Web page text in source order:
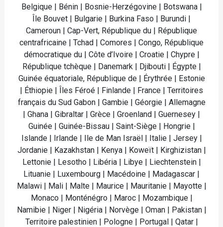
Belgique | Bénin | Bosnie-Herzégovine | Botswana |
Île Bouvet | Bulgarie | Burkina Faso | Burundi |
Cameroun | Cap-Vert, République du | République
centrafricaine | Tchad | Comores | Congo, République
démocratique du | Côte d’Ivoire | Croatie | Chypre |
République tchèque | Danemark | Djibouti | Égypte |
Guinée équatoriale, République de | Érythrée | Estonie
| Éthiopie | Îles Féroé | Finlande | France | Territoires
français du Sud Gabon | Gambie | Géorgie | Allemagne
| Ghana | Gibraltar | Grèce | Groenland | Guernesey |
Guinée | Guinée-Bissau | Saint-Siège | Hongrie |
Islande | Irlande | Ile de Man Israël | Italie | Jersey |
Jordanie | Kazakhstan | Kenya | Koweït | Kirghizistan |
Lettonie | Lesotho | Libéria | Libye | Liechtenstein |
Lituanie | Luxembourg | Macédoine | Madagascar |
Malawi | Mali | Malte | Maurice | Mauritanie | Mayotte |
Monaco | Monténégro | Maroc | Mozambique |
Namibie | Niger | Nigéria | Norvège | Oman | Pakistan |
Territoire palestinien | Pologne | Portugal | Qatar |